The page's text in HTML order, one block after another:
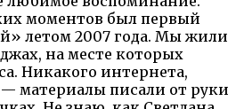
моментов был первый
летом 2007 года. Мы жили
на месте которых
Никакого интернета,
материалы писали от руки